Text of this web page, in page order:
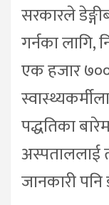
सरकारले
गर्नका लागि,
एक हजार
पद्धतिका
अस्पताललाई
जानकारी पनि